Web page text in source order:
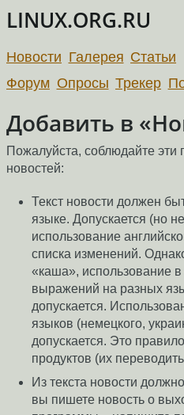
LINUX.ORG.RU
Новости Галерея Статьи
Форум Опросы Трекер
Добавить в
Пожалуйста, соблюдайте эти
новостей:
Текст новости должен
языке. Допускается (но
использование
списка изменений.
«каша», использование
выражений на разных
допускается.
языков (немецкого,
допускается. Это
продуктов (их
Из текста новости
вы пишете новость о